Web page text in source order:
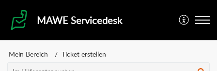
MAWE Servicedesk
Mein Bereich Ticket erstellen